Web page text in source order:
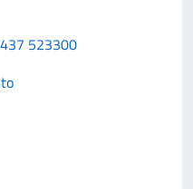
523300